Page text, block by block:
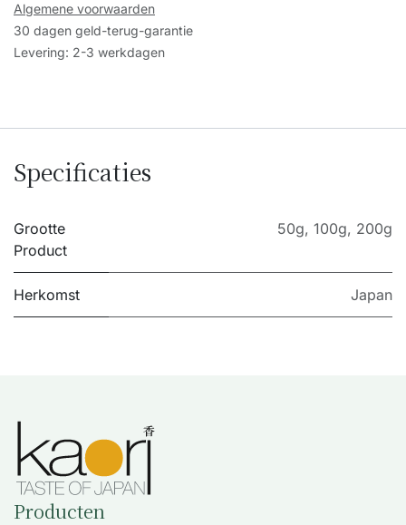
Algemene voorwaarden
30 dagen geld-terug-garantie
Levering: 2-3 werkdagen
Specificaties
Grootte
Product
50g, 100g, 200g
Herkomst Japan
Producten